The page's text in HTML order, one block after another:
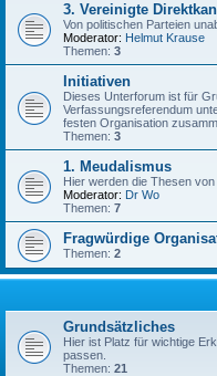
3. Vereinigte
Von politischen Parteien
Moderator: Helmut Krause
Themen: 3
Initiativen
Dieses Unterforum ist für
Verfassungsreferendum
festen Organisation
Themen: 3
1. Meudalismus
Hier werden die Thesen
Moderator: Dr Wo
Themen: 7
Fragwürdige
Themen: 2
Grundsätzliches
Hier ist Platz für wichtige
passen.
Themen: 21